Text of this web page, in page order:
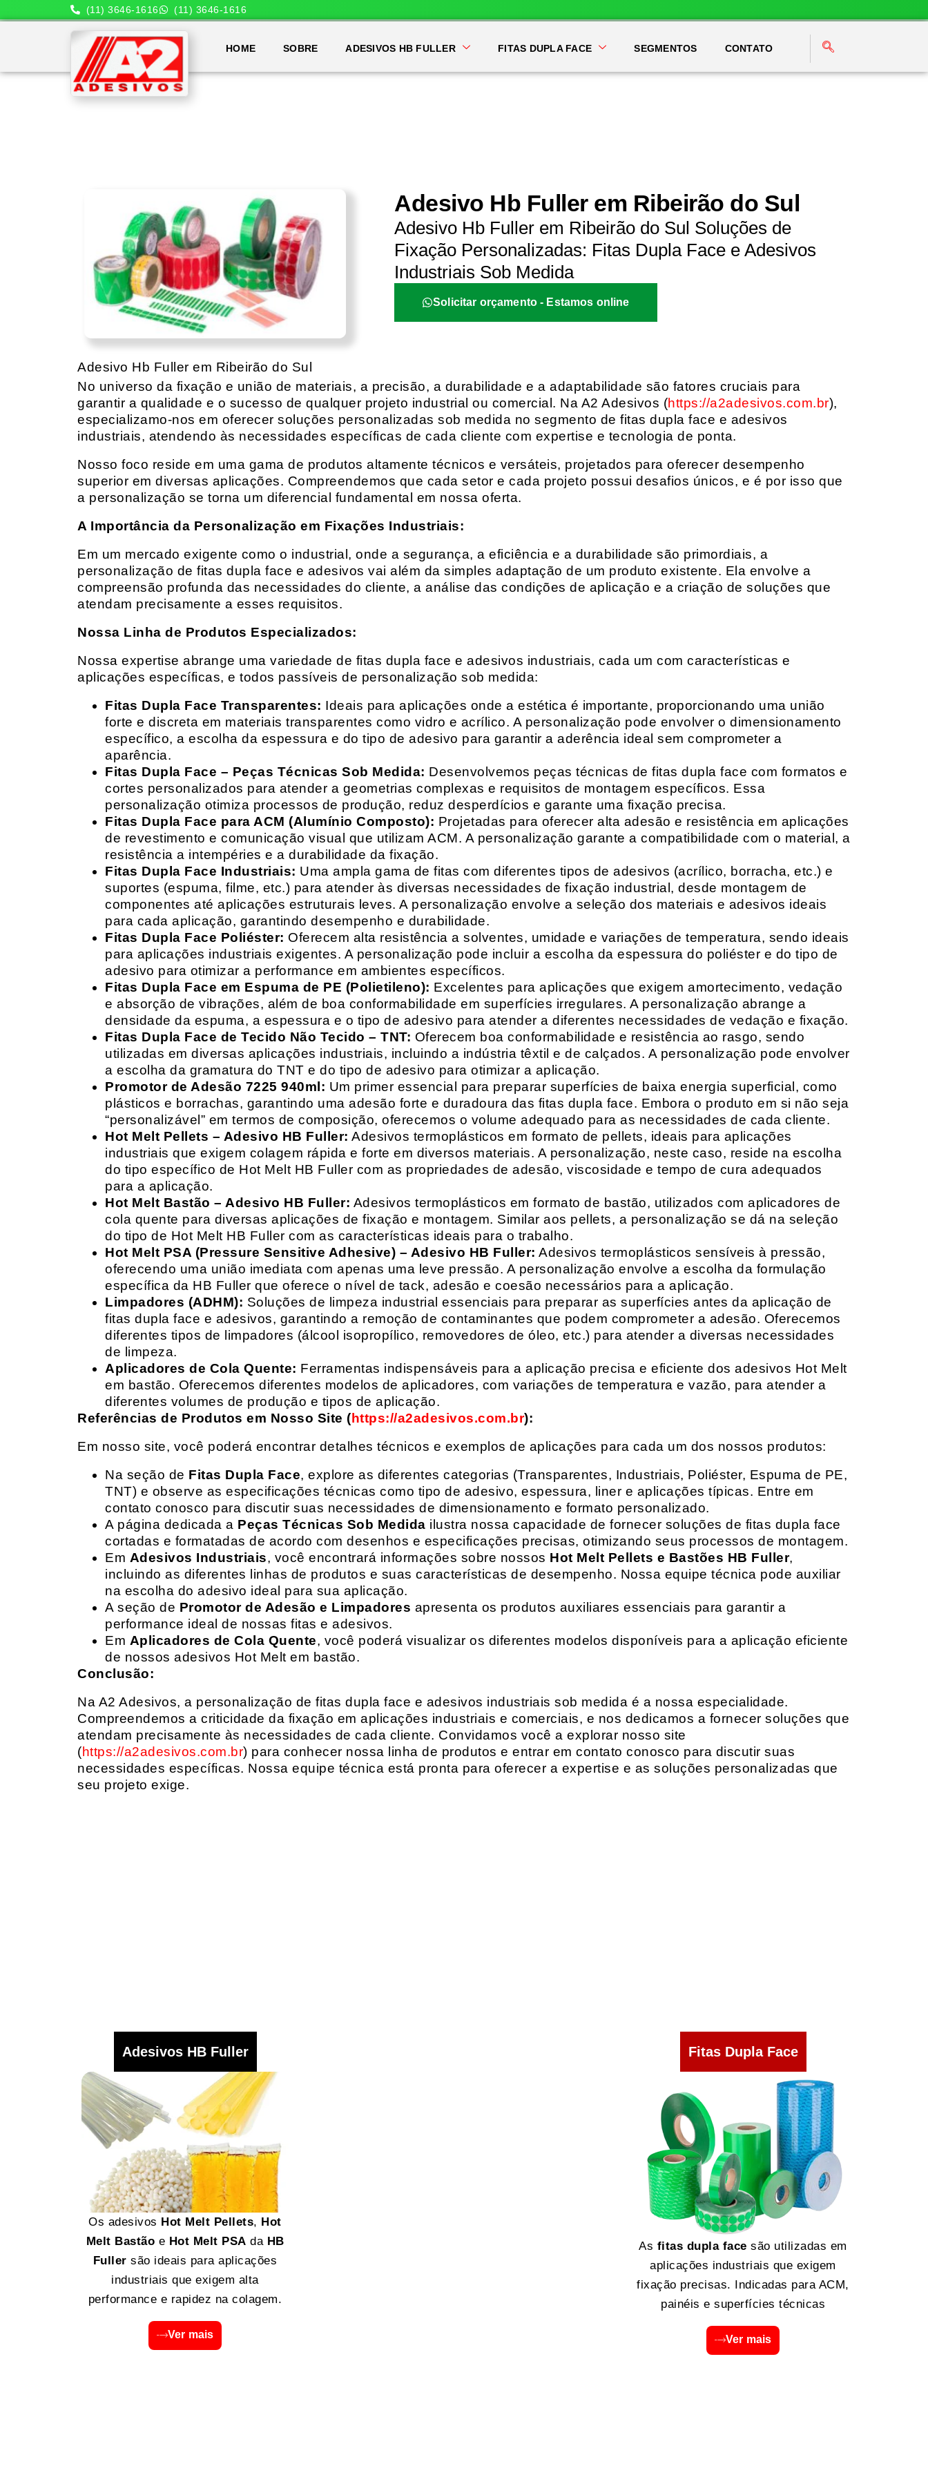
(11) 3646-1616 (11) 3646-1616
HOME SOBRE ADESIVOS HB FULLER FITAS DUPLA FACE SEGMENTOS CONTATO
Adesivo Hb Fuller em Ribeirão do Sul
Adesivo Hb Fuller em Ribeirão do Sul Soluções de
Fixação Personalizadas: Fitas Dupla Face e Adesivos
Industriais Sob Medida
Solicitar orçamento - Estamos online
Adesivo Hb Fuller em Ribeirão do Sul
No universo da fixação e união de materiais, a precisão, a durabilidade e a adaptabilidade são fatores cruciais para
garantir a qualidade e o sucesso de qualquer projeto industrial ou comercial. Na A2 Adesivos (https://a2adesivos.com.br),
especializamo-nos em oferecer soluções personalizadas sob medida no segmento de fitas dupla face e adesivos
industriais, atendendo às necessidades específicas de cada cliente com expertise e tecnologia de ponta.
Nosso foco reside em uma gama de produtos altamente técnicos e versáteis, projetados para oferecer desempenho
superior em diversas aplicações. Compreendemos que cada setor e cada projeto possui desafios únicos, e é por isso que
a personalização se torna um diferencial fundamental em nossa oferta.
A Importância da Personalização em Fixações Industriais:
Em um mercado exigente como o industrial, onde a segurança, a eficiência e a durabilidade são primordiais, a
personalização de fitas dupla face e adesivos vai além da simples adaptação de um produto existente. Ela envolve a
compreensão profunda das necessidades do cliente, a análise das condições de aplicação e a criação de soluções que
atendam precisamente a esses requisitos.
Nossa Linha de Produtos Especializados:
Nossa expertise abrange uma variedade de fitas dupla face e adesivos industriais, cada um com características e
aplicações específicas, e todos passíveis de personalização sob medida:
Fitas Dupla Face Transparentes: Ideais para aplicações onde a estética é importante, proporcionando uma união
forte e discreta em materiais transparentes como vidro e acrílico. A personalização pode envolver o dimensionamento
específico, a escolha da espessura e do tipo de adesivo para garantir a aderência ideal sem comprometer a
aparência.
Fitas Dupla Face – Peças Técnicas Sob Medida: Desenvolvemos peças técnicas de fitas dupla face com formatos e
cortes personalizados para atender a geometrias complexas e requisitos de montagem específicos. Essa
personalização otimiza processos de produção, reduz desperdícios e garante uma fixação precisa.
Fitas Dupla Face para ACM (Alumínio Composto): Projetadas para oferecer alta adesão e resistência em aplicações
de revestimento e comunicação visual que utilizam ACM. A personalização garante a compatibilidade com o material, a
resistência a intempéries e a durabilidade da fixação.
Fitas Dupla Face Industriais: Uma ampla gama de fitas com diferentes tipos de adesivos (acrílico, borracha, etc.) e
suportes (espuma, filme, etc.) para atender às diversas necessidades de fixação industrial, desde montagem de
componentes até aplicações estruturais leves. A personalização envolve a seleção dos materiais e adesivos ideais
para cada aplicação, garantindo desempenho e durabilidade.
Fitas Dupla Face Poliéster: Oferecem alta resistência a solventes, umidade e variações de temperatura, sendo ideais
para aplicações industriais exigentes. A personalização pode incluir a escolha da espessura do poliéster e do tipo de
adesivo para otimizar a performance em ambientes específicos.
Fitas Dupla Face em Espuma de PE (Polietileno): Excelentes para aplicações que exigem amortecimento, vedação
e absorção de vibrações, além de boa conformabilidade em superfícies irregulares. A personalização abrange a
densidade da espuma, a espessura e o tipo de adesivo para atender a diferentes necessidades de vedação e fixação.
Fitas Dupla Face de Tecido Não Tecido – TNT: Oferecem boa conformabilidade e resistência ao rasgo, sendo
utilizadas em diversas aplicações industriais, incluindo a indústria têxtil e de calçados. A personalização pode envolver
a escolha da gramatura do TNT e do tipo de adesivo para otimizar a aplicação.
Promotor de Adesão 7225 940ml: Um primer essencial para preparar superfícies de baixa energia superficial, como
plásticos e borrachas, garantindo uma adesão forte e duradoura das fitas dupla face. Embora o produto em si não seja
“personalizável” em termos de composição, oferecemos o volume adequado para as necessidades de cada cliente.
Hot Melt Pellets – Adesivo HB Fuller: Adesivos termoplásticos em formato de pellets, ideais para aplicações
industriais que exigem colagem rápida e forte em diversos materiais. A personalização, neste caso, reside na escolha
do tipo específico de Hot Melt HB Fuller com as propriedades de adesão, viscosidade e tempo de cura adequados
para a aplicação.
Hot Melt Bastão – Adesivo HB Fuller: Adesivos termoplásticos em formato de bastão, utilizados com aplicadores de
cola quente para diversas aplicações de fixação e montagem. Similar aos pellets, a personalização se dá na seleção
do tipo de Hot Melt HB Fuller com as características ideais para o trabalho.
Hot Melt PSA (Pressure Sensitive Adhesive) – Adesivo HB Fuller: Adesivos termoplásticos sensíveis à pressão,
oferecendo uma união imediata com apenas uma leve pressão. A personalização envolve a escolha da formulação
específica da HB Fuller que oferece o nível de tack, adesão e coesão necessários para a aplicação.
Limpadores (ADHM): Soluções de limpeza industrial essenciais para preparar as superfícies antes da aplicação de
fitas dupla face e adesivos, garantindo a remoção de contaminantes que podem comprometer a adesão. Oferecemos
diferentes tipos de limpadores (álcool isopropílico, removedores de óleo, etc.) para atender a diversas necessidades
de limpeza.
Aplicadores de Cola Quente: Ferramentas indispensáveis para a aplicação precisa e eficiente dos adesivos Hot Melt
em bastão. Oferecemos diferentes modelos de aplicadores, com variações de temperatura e vazão, para atender a
diferentes volumes de produção e tipos de aplicação.
Referências de Produtos em Nosso Site (https://a2adesivos.com.br):
Em nosso site, você poderá encontrar detalhes técnicos e exemplos de aplicações para cada um dos nossos produtos:
Na seção de Fitas Dupla Face, explore as diferentes categorias (Transparentes, Industriais, Poliéster, Espuma de PE,
TNT) e observe as especificações técnicas como tipo de adesivo, espessura, liner e aplicações típicas. Entre em
contato conosco para discutir suas necessidades de dimensionamento e formato personalizado.
A página dedicada a Peças Técnicas Sob Medida ilustra nossa capacidade de fornecer soluções de fitas dupla face
cortadas e formatadas de acordo com desenhos e especificações precisas, otimizando seus processos de montagem.
Em Adesivos Industriais, você encontrará informações sobre nossos Hot Melt Pellets e Bastões HB Fuller,
incluindo as diferentes linhas de produtos e suas características de desempenho. Nossa equipe técnica pode auxiliar
na escolha do adesivo ideal para sua aplicação.
A seção de Promotor de Adesão e Limpadores apresenta os produtos auxiliares essenciais para garantir a
performance ideal de nossas fitas e adesivos.
Em Aplicadores de Cola Quente, você poderá visualizar os diferentes modelos disponíveis para a aplicação eficiente
de nossos adesivos Hot Melt em bastão.
Conclusão:
Na A2 Adesivos, a personalização de fitas dupla face e adesivos industriais sob medida é a nossa especialidade.
Compreendemos a criticidade da fixação em aplicações industriais e comerciais, e nos dedicamos a fornecer soluções que
atendam precisamente às necessidades de cada cliente. Convidamos você a explorar nosso site
(https://a2adesivos.com.br) para conhecer nossa linha de produtos e entrar em contato conosco para discutir suas
necessidades específicas. Nossa equipe técnica está pronta para oferecer a expertise e as soluções personalizadas que
seu projeto exige.
Adesivos HB Fuller
Os adesivos Hot Melt Pellets, Hot
Melt Bastão e Hot Melt PSA da HB
Fuller são ideais para aplicações
industriais que exigem alta
performance e rapidez na colagem.
Ver mais
Fitas Dupla Face
As fitas dupla face são utilizadas em
aplicações industriais que exigem
fixação precisas. Indicadas para ACM,
painéis e superfícies técnicas
Ver mais